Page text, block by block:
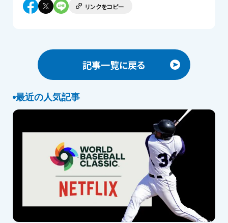
リンクをコピー
記事一覧に戻る
最近の人気記事